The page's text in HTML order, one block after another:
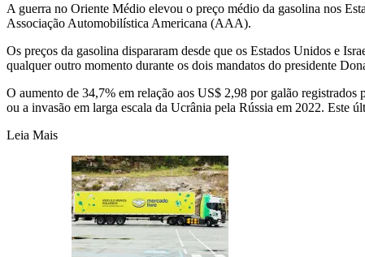
A guerra no Oriente Médio elevou o preço médio da gasolina nos
Associação Automobilística Americana (AAA).
Os preços da gasolina dispararam desde que os Estados Unidos e
qualquer outro momento durante os dois mandatos do presidente
O aumento de 34,7% em relação aos US$ 2,98 por galão
ou a invasão em larga escala da Ucrânia pela Rússia em 2022. Este
Leia Mais